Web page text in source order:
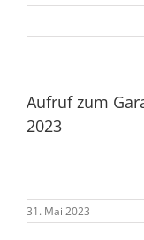
Aufruf zum
2023
31. Mai 2023